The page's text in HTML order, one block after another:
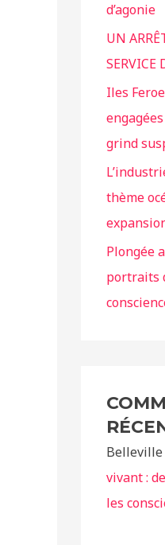
h
e
r
:
d’agonie
UN
SERVICE
Iles
grind
thème
Plongée
portraits
Belleville
vivant :
les